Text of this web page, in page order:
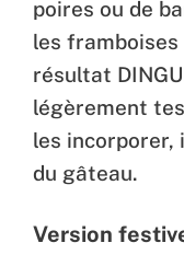
poires ou de
les
résultat
légèrement
les incorporer,
du gâteau.
Version